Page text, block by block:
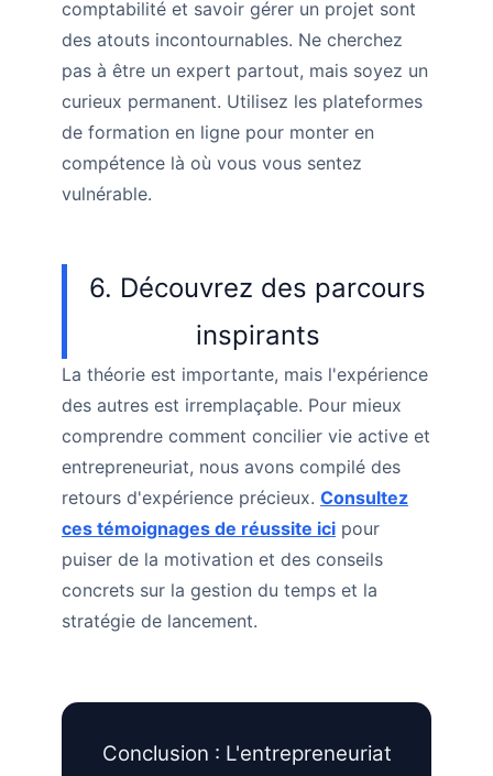
comptabilité et savoir gérer un projet sont
des atouts incontournables. Ne cherchez
pas à être un expert partout, mais soyez un
curieux permanent. Utilisez les plateformes
de formation en ligne pour monter en
compétence là où vous vous sentez
vulnérable.
6. Découvrez des parcours
inspirants
La théorie est importante, mais l'expérience
des autres est irremplaçable. Pour mieux
comprendre comment concilier vie active et
entrepreneuriat, nous avons compilé des
retours d'expérience précieux. Consultez
ces témoignages de réussite ici pour
puiser de la motivation et des conseils
concrets sur la gestion du temps et la
stratégie de lancement.
Conclusion : L'entrepreneuriat